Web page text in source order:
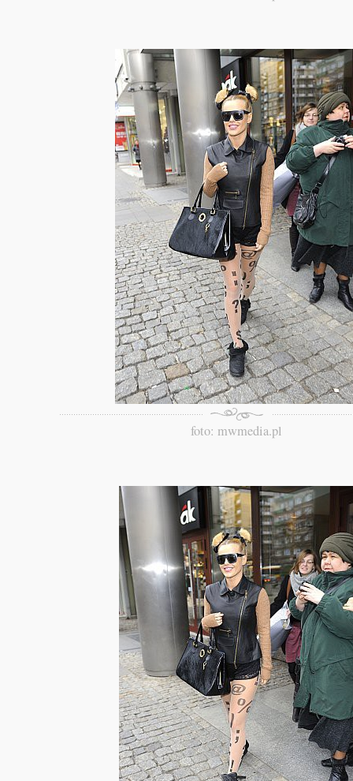
foto: mwmedia.pl